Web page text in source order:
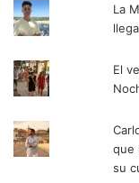
La
El
que
su